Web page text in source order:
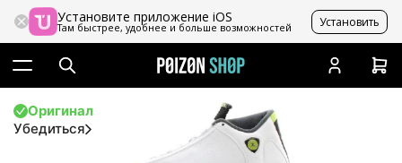
Установите приложение iOS
Там быстрее, удобнее и больше возможностей Установить
Оригинал
Убедиться